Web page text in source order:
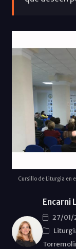
Cursillo de Liturgia en
Encarni
27/01/